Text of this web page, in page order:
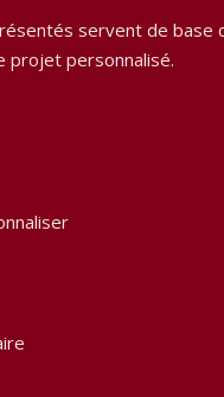
servent de base
projet personnalisé.